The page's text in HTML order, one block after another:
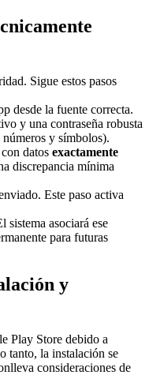
Sigue estos pasos
desde la fuente correcta.
y una contraseña robusta
y símbolos).
datos exactamente
discrepancia mínima
Este paso activa
asociará ese
para futuras
y
Play Store debido a
tanto, la instalación se
consideraciones de